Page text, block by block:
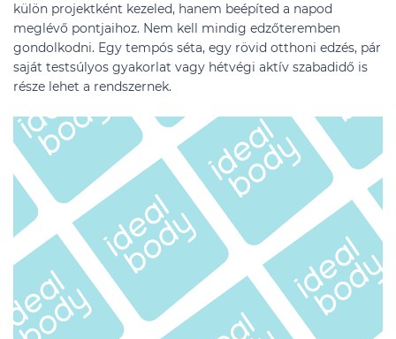
külön projektként kezeled, hanem beépíted a napod
meglévő pontjaihoz. Nem kell mindig edzőteremben
gondolkodni. Egy tempós séta, egy rövid otthoni edzés, pár
saját testsúlyos gyakorlat vagy hétvégi aktív szabadidő is
része lehet a rendszernek.